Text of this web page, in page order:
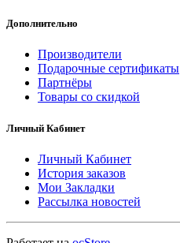
Дополнительно
Производители
Подарочные сертификаты
Партнёры
Товары со скидкой
Личный Кабинет
Личный Кабинет
История заказов
Мои Закладки
Рассылка новостей